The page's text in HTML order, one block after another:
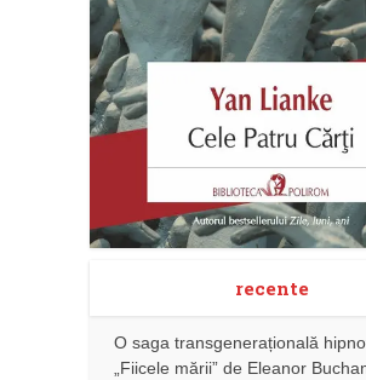
recente
O saga transgenerațională
„Fiicele mării” de Eleanor